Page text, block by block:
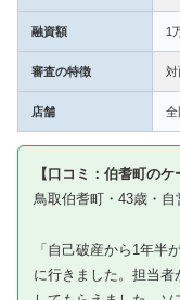
融資額 1
審査の特徴 対
店舗 全
【口コミ：伯耆町のケ
鳥取伯耆町・43歳・自
「自己破産から1年半
に行きました。担当